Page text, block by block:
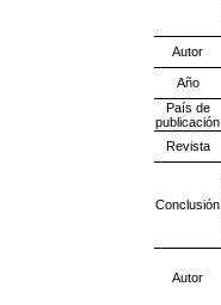
Autor
Año
País de
publicación
Revista
Conclusión
Autor